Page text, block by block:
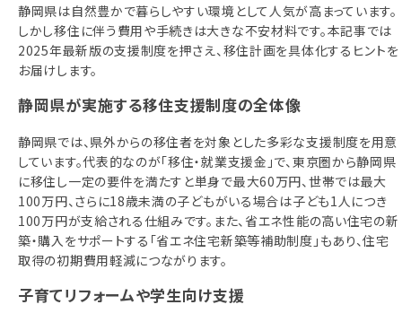
ご相談の流れ
よくある質問
静岡県は自然豊かで暮らしやすい環境として人気が高まっています。
しかし移住に伴う費用や手続きは大きな不安材料です。本記事では
2025年最新版の支援制度を押さえ、移住計画を具体化するヒントを
お届けします。
静岡県が実施する移住支援制度の全体像
静岡県では、県外からの移住者を対象とした多彩な支援制度を用意
しています。代表的なのが「移住・就業支援金」で、東京圏から静岡県
に移住し一定の要件を満たすと単身で最大60万円、世帯では最大
100万円、さらに18歳未満の子どもがいる場合は子ども1人につき
100万円が支給される仕組みです。また、省エネ性能の高い住宅の新
築・購入をサポートする「省エネ住宅新築等補助制度」もあり、住宅
取得の初期費用軽減につながります。
子育てリフォームや学生向け支援